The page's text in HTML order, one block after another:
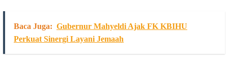
Baca Juga: Gubernur Mahyeldi Ajak FK KBIHU
Perkuat Sinergi Layani Jemaah